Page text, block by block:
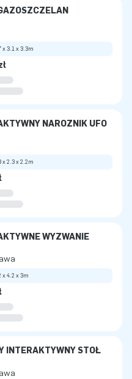
x 3.1 x 3.3m
NAROŻNIK UFO
x 2.3 x 2.2m
WYZWANIE
x 4.2 x 3m
INTERAKTYWNY STÓŁ